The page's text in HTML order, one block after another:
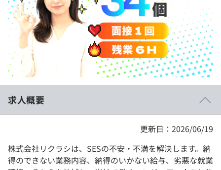
就活成功ガイド
プラン
個人向けプラン
法人向けプラン
学校向けプラン
契約内容・クーポン
求人概要
更新日：2026/06/19
株式会社リクラシは、SESの不安・不満を解決します。納
得のできない業務内容、納得のいかない給与、劣悪な就業